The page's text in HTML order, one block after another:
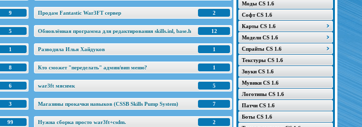
Моды CS 1.6
Софт CS 1.6
Карты CS 1.6
Модели CS 1.6
Спрайты CS 1.6
Текстуры CS 1.6
Звуки CS 1.6
Мувики CS 1.6
Логотипы CS 1.6
Патчи CS 1.6
Боты CS 1.6
9 2
Продам Fantastic War3FT сервер
5 12
Обновлённая программа для редактирования skills.inl, base.h
1 1
Разводила Илья Хайдуков
8 1
Кто сможет "переделать" админ/вип меню?
6 5
war3ft мяснмк
3 7
Магазины прокачки навыков (CSSB Skills Pump System)
99 2
Нужна сборка просто war3ft+csdm.